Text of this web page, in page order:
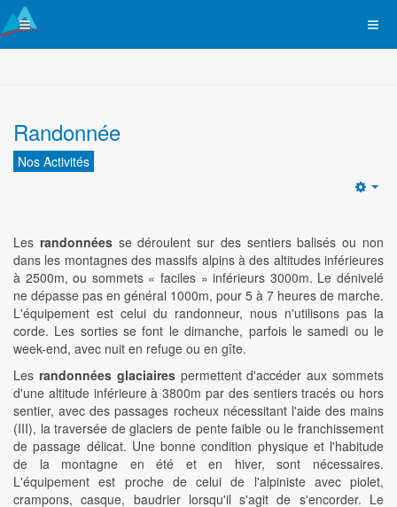
Randonnée
Nos Activités
Les randonnées se déroulent sur des sentiers balisés ou non
dans les montagnes des massifs alpins à des altitudes inférieures
à 2500m, ou sommets « faciles » inférieurs 3000m. Le dénivelé
ne dépasse pas en général 1000m, pour 5 à 7 heures de marche.
L'équipement est celui du randonneur, nous n'utilisons pas la
corde. Les sorties se font le dimanche, parfois le samedi ou le
week-end, avec nuit en refuge ou en gîte.
Les randonnées glaciairespermettent d'accéder aux sommets
d'une altitude inférieure à 3800m par des sentiers tracés ou hors
sentier, avec des passages rocheux nécessitant l'aide des mains
(III), la traversée de glaciers de pente faible ou le franchissement
de passage délicat. Une bonne condition physique et l'habitude
de la montagne en été et en hiver, sont nécessaires.
L'équipement est proche de celui de l'alpiniste avec piolet,
crampons, casque, baudrier lorsqu'il s'agit de s'encorder. Le